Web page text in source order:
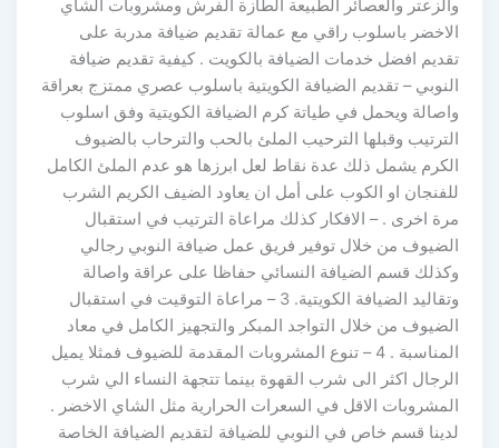
والزعتر والعصائر الطبيعة الطازة الفرش ومشروبات الشاي
الاخضر باسلوب راقي مع عمالة تقديم ضيافة مدربة على
تقديم افضل خدمات الضيافة بالكويت . كيفية تقديم ضيافة
النوبي – تقديم الضيافة الكويتية باسلوب عصري ممتزج بعراقة
واصالة ويحمل في طياتة كرم الضيافة الكويتية وفق اسلوب
الترتيب وقبلها الترحيب الملئ بالحب والترحاب بالضيوف
الكرم يشمل ذلك عدة نقاط لعل ابرزها هو عدم الملئ الكامل
للفنجان او الكوب على أمل ان يعاود الضيف الكريم الشرب
مرة اخرى . – الافكار كذلك مراعاة الترتيب في استقبال
الضيوف من خلال توفير فريق عمل ضيافة النوبي رجالي
وكذلك قسم الضيافة النسائي حفاظا على عراقة واصالة
وتقاليد الضيافة الكويتية. 3 – مراعاة التوقيت في استقبال
الضيوف من خلال التواجد المبكر والتجهيز الكامل في معاد
المناسبة . 4 – تنوع المشروبات المقدمة للضيوف فمثلا يميل
الرجال اكثر الى شرب القهوة بينما تتجهة النساء الي شرب
المشروبات الاقل في السعرات الحرارية مثل الشاي الاخضر .
لدينا قسم خاص في النوبي للضيافة لتقديم الضيافة الخاصة